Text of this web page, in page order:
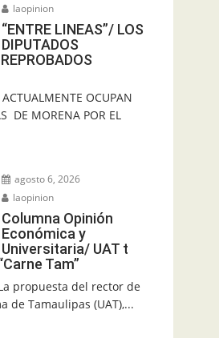
laopinion
“ENTRE LINEAS”/ LOS
DIPUTADOS
OCUPAN
DE MORENA POR EL
agosto 6, 2026
laopinion
Columna Opinión
Económica y
Universitaria/ UAT t
Tam”
propuesta del rector de
de Tamaulipas (UAT),...